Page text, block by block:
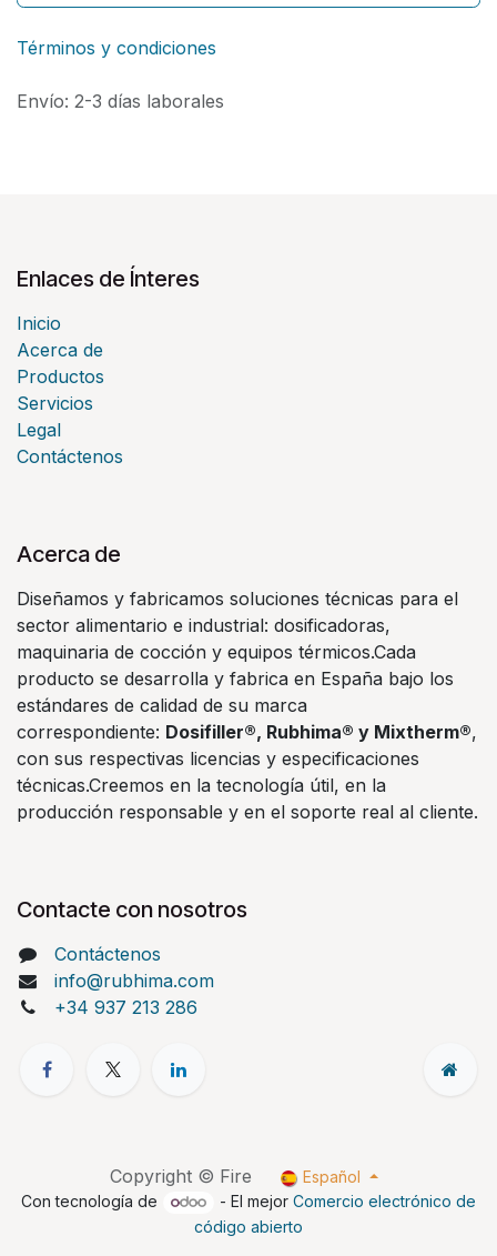
Términos y condiciones
Envío: 2-3 días laborales
Enlaces de Ínteres
Inicio
Acerca de
Productos
Servicios
Legal
Contáctenos
Acerca de
Diseñamos y fabricamos soluciones técnicas para el
sector alimentario e industrial: dosificadoras,
maquinaria de cocción y equipos térmicos.Cada
producto se desarrolla y fabrica en España bajo los
estándares de calidad de su marca
correspondiente: Dosifiller®, Rubhima® y Mixtherm®,
con sus respectivas licencias y especificaciones
técnicas.Creemos en la tecnología útil, en la
producción responsable y en el soporte real al cliente.
Contacte con nosotros
Contáctenos
info@rubhima.com
+34 937 213 286
Copyright © Fire
Español
Con tecnología de
- El mejorComercio electrónico de
código abierto